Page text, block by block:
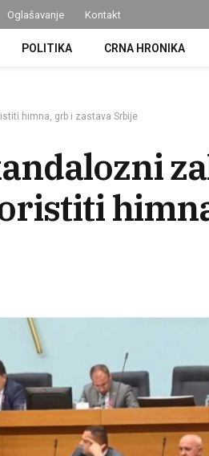
Oglašavanje Kontakt
POLITIKA CRNA HRONIKA
himna, grb i zastava Srbije